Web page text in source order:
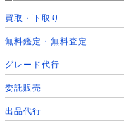
買取・下取り
無料鑑定・無料査定
グレード代行
委託販売
出品代行